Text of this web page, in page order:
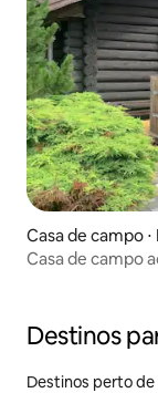
Casa de campo ⋅
Casa de campo
Destinos
Destinos perto de